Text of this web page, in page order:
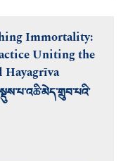
Immortality:
Uniting the
Hayagrīva